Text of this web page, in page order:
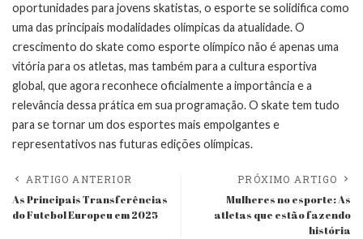
oportunidades para jovens skatistas, o esporte se solidifica como
uma das principais modalidades olímpicas da atualidade. O
crescimento do skate como esporte olímpico não é apenas uma
vitória para os atletas, mas também para a cultura esportiva
global, que agora reconhece oficialmente a importância e a
relevância dessa prática em sua programação. O skate tem tudo
para se tornar um dos esportes mais empolgantes e
representativos nas futuras edições olímpicas.
ARTIGO ANTERIOR
As Principais Transferências
do Futebol Europeu em 2025
PRÓXIMO ARTIGO
Mulheres no esporte: As
atletas que estão fazendo
história